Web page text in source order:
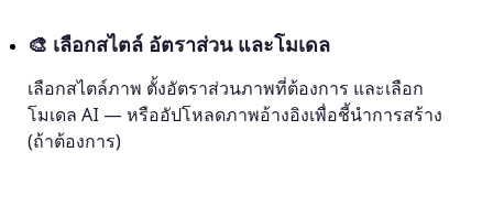
🎨 เลือกสไตล์ อัตราส่วน และโมเดล
เลือกสไตล์ภาพ ตั้งอัตราส่วนภาพที่ต้องการ และเลือก
โมเดล AI — หรืออัปโหลดภาพอ้างอิงเพื่อชี้นำการสร้าง
(ถ้าต้องการ)